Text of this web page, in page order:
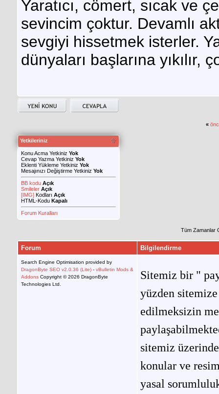
Yaratıcı, cömert, sıcak ve
sevincim çoktur. Devamlı
sevgiyi hissetmek isterler.
dünyaları başlarına yıkılır,
«
Yetkileriniz
Konu Acma Yetkiniz Yok
Cevap Yazma Yetkiniz Yok
Eklenti Yükleme Yetkiniz Yok
Mesajınızı Değiştirme Yetkiniz Yok
BB kodu Açık
Smileler Açık
[IMG] Kodları Açık
HTML-Kodu Kapalı
Forum Kuralları
Tüm Zamanlar
Forum Bilgilendirme
Search Engine Optimisation provided by
DragonByte SEO v2.0.36 (Lite) - vBulletin Mods &
Addons Copyright © 2026 DragonByte
Technologies Ltd.
Sitemiz bir "
yüzden
edilmeksizin
sitemiz
konular ve
yasal